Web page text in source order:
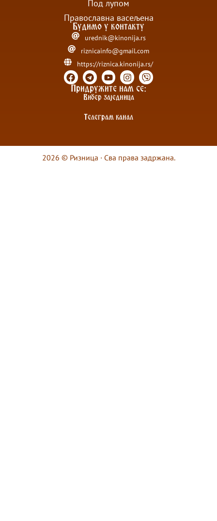
Под лупом
Православна васељена
Будимо у контакту
urednik@kinonija.rs
riznicainfo@gmail.com
https://riznica.kinonija.rs/
Придружите нам се:
Вибер заједница
Телеграм канал
2026 © Ризница · Сва права задржана.